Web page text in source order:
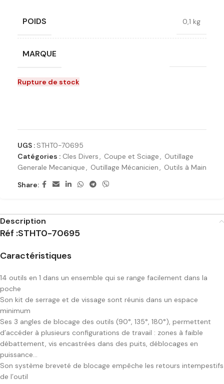
POIDS 0,1 kg
MARQUE
Rupture de stock
UGS : STHT0-70695
Catégories : Cles Divers, Coupe et Sciage, Outillage
Generale Mecanique, Outillage Mécanicien, Outils à Main
Share:
Description
Réf :STHT0-70695
Caractéristiques
14 outils en 1 dans un ensemble qui se range facilement dans la
poche
Son kit de serrage et de vissage sont réunis dans un espace
minimum
Ses 3 angles de blocage des outils (90°, 135°, 180°), permettent
d’accéder à plusieurs configurations de travail : zones à faible
débattement, vis encastrées dans des puits, déblocages en
puissance…
Son système breveté de blocage empêche les retours intempestifs
de l’outil